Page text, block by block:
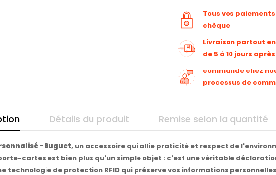
Tous vos
chèque
Livraison partout
de 5 à 10 jours
commande chez
processus de
Détails du produit Remise selon la quantité
- Buguet, un accessoire qui allie praticité et respect de
cartes est bien plus qu'un simple objet : c'est une véritable
de protection RFID qui préserve vos informations